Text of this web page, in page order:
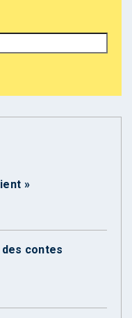
»
contes